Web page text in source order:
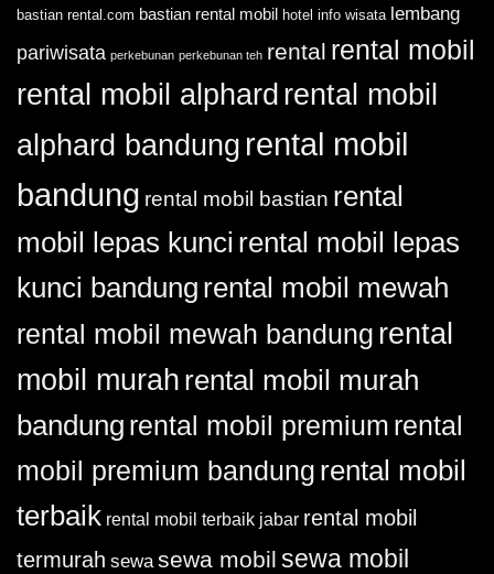
untuk
Anda?
bastian rental.com bastian rental mobil hotel info wisata lembang
pariwisata perkebunan perkebunan teh rental rental mobil
rental mobil alphard rental mobil
alphard bandung rental mobil
bandung rental mobil bastian rental
mobil lepas kunci rental mobil lepas
kunci bandung rental mobil mewah
rental mobil mewah bandung rental
mobil murah rental mobil murah
bandung rental mobil premium rental
mobil premium bandung rental mobil
terbaik rental mobil terbaik jabar rental mobil
termurah sewa sewa mobil sewa mobil